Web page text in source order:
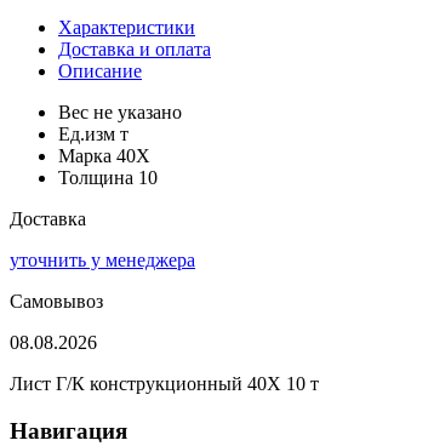
Характеристики
Доставка и оплата
Описание
Вес не указано
Ед.изм т
Марка 40Х
Толщина 10
Доставка
уточнить у менеджера
Самовывоз
08.08.2026
Лист Г/К конструкционный 40Х 10 т
Навигация